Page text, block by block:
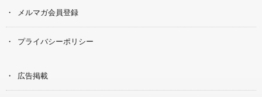
メルマガ会員登録
プライバシーポリシー
広告掲載